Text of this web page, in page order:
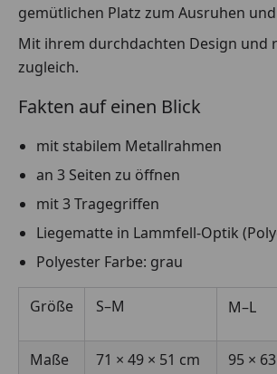
gemütlichen Platz zum Ausruhen
Mit ihrem durchdachten Design und
zugleich.
Fakten auf einen Blick
mit stabilem Metallrahmen
an 3 Seiten zu öffnen
mit 3 Tragegriffen
Liegematte in Lammfell-Optik
Polyester Farbe: grau
Größe S–M M–L
Maße 71 × 49 × 51 cm
95 ×